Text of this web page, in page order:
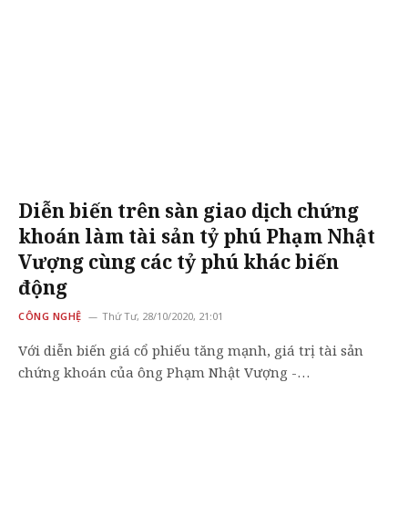
Diễn biến trên sàn giao dịch chứng
khoán làm tài sản tỷ phú Phạm Nhật
Vượng cùng các tỷ phú khác biến
động
CÔNG NGHỆ Thứ Tư, 28/10/2020, 21:01
Với diễn biến giá cổ phiếu tăng mạnh, giá trị tài sản
chứng khoán của ông Phạm Nhật Vượng -…